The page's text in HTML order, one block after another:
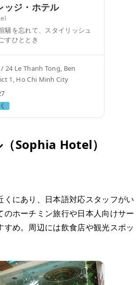
ッジ・ホテル
騒を忘れて、スタイリッシュ
すひととき
24 Le Thanh Tong, Ben
1, Ho Chi Minh City
Sophia Hotel）
くにあり、日本語対応スタッフがい
のホーチミン旅行や日本人向けサー
すめ。周辺には飲食店や観光スポッ